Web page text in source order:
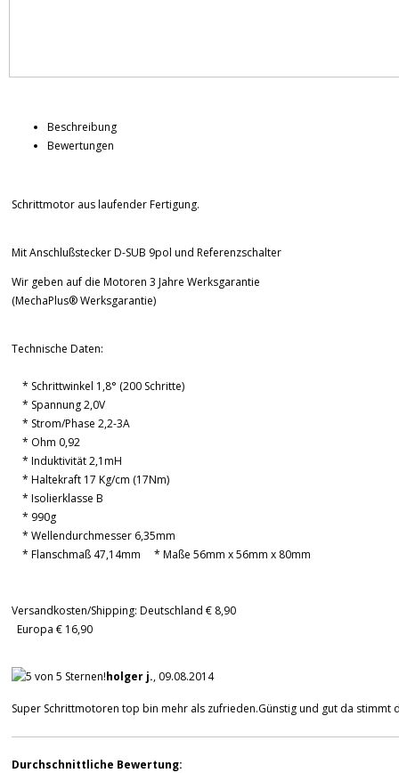
Beschreibung
Bewertungen
Schrittmotor aus laufender Fertigung.
Mit Anschlußstecker D-SUB 9pol und Referenzschalter
Wir geben auf die Motoren 3 Jahre Werksgarantie
(MechaPlus® Werksgarantie)
Technische Daten:
* Schrittwinkel 1,8° (200 Schritte)
* Spannung 2,0V
* Strom/Phase 2,2-3A
* Ohm 0,92
* Induktivität 2,1mH
* Haltekraft 17 Kg/cm (17Nm)
* Isolierklasse B
* 990g
* Wellendurchmesser 6,35mm
* Flanschmaß 47,14mm * Maße 56mm x 56mm x 80mm
Versandkosten/Shipping: Deutschland € 8,90
Europa € 16,90
holger j., 09.08.2014
Super Schrittmotoren top bin mehr als zufrieden.Günstig und gut da stimmt
Durchschnittliche Bewertung: